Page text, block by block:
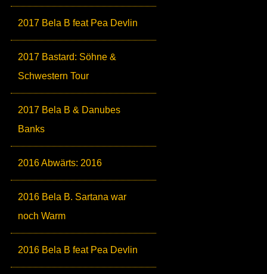
2017 Bela B feat Pea Devlin
2017 Bastard: Söhne &
Schwestern Tour
2017 Bela B & Danubes
Banks
2016 Abwärts: 2016
2016 Bela B. Sartana war
noch Warm
2016 Bela B feat Pea Devlin